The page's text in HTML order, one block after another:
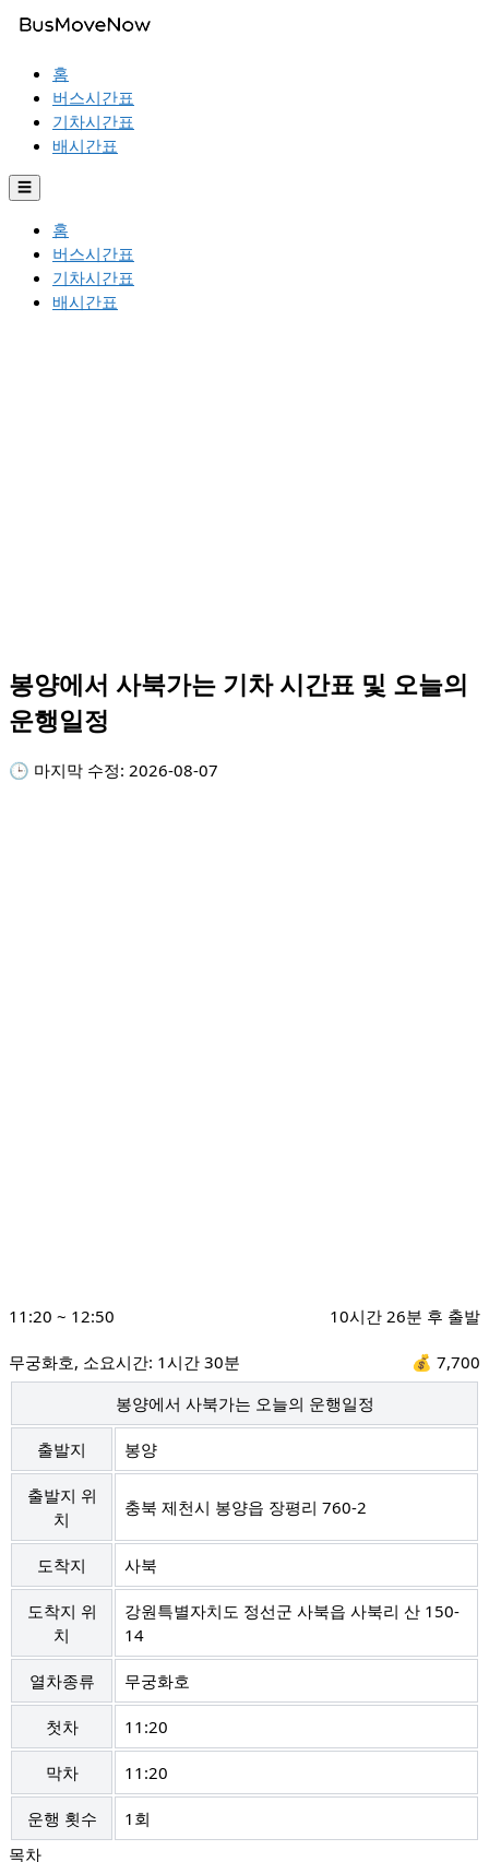
홈
버스시간표
기차시간표
배시간표
☰
홈
버스시간표
기차시간표
배시간표
봉양에서 사북가는 기차 시간표 및 오늘의
운행일정
🕒 마지막 수정: 2026-08-07
11:20 ~ 12:50 10시간 26분 후 출발
무궁화호, 소요시간: 1시간 30분 💰 7,700
봉양에서 사북가는 오늘의 운행일정
출발지 봉양
출발지 위
치
충북 제천시 봉양읍 장평리 760-2
도착지 사북
도착지 위
치
강원특별자치도 정선군 사북읍 사북리 산 150-
14
열차종류 무궁화호
첫차 11:20
막차 11:20
운행 횟수 1회